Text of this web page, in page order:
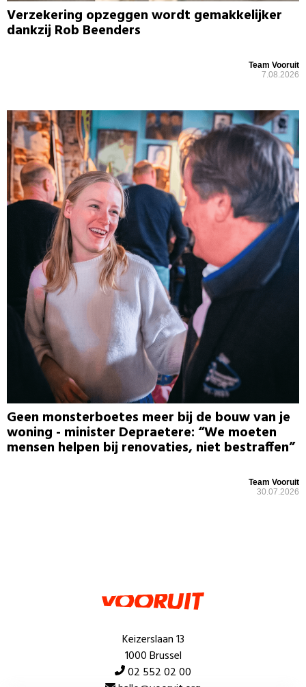
Verzekering opzeggen wordt gemakkelijker
dankzij Rob Beenders
Team Vooruit
7.08.2026
Geen monsterboetes meer bij de bouw van je
woning - minister Depraetere: “We moeten
mensen helpen bij renovaties, niet bestraffen”
Team Vooruit
30.07.2026
Keizerslaan 13
1000 Brussel
02 552 02 00